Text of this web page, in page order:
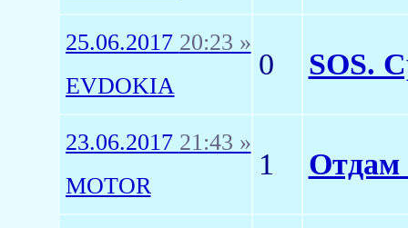
25.06.2017 20:23 »
EVDOKIA
0 SOS.
23.06.2017 21:43 »
MOTOR
1 Отдам